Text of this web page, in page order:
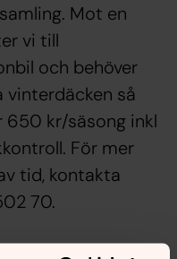
Mot en
vi till
och behöver
så
kr/säsong inkl
För mer
tid, kontakta
70.